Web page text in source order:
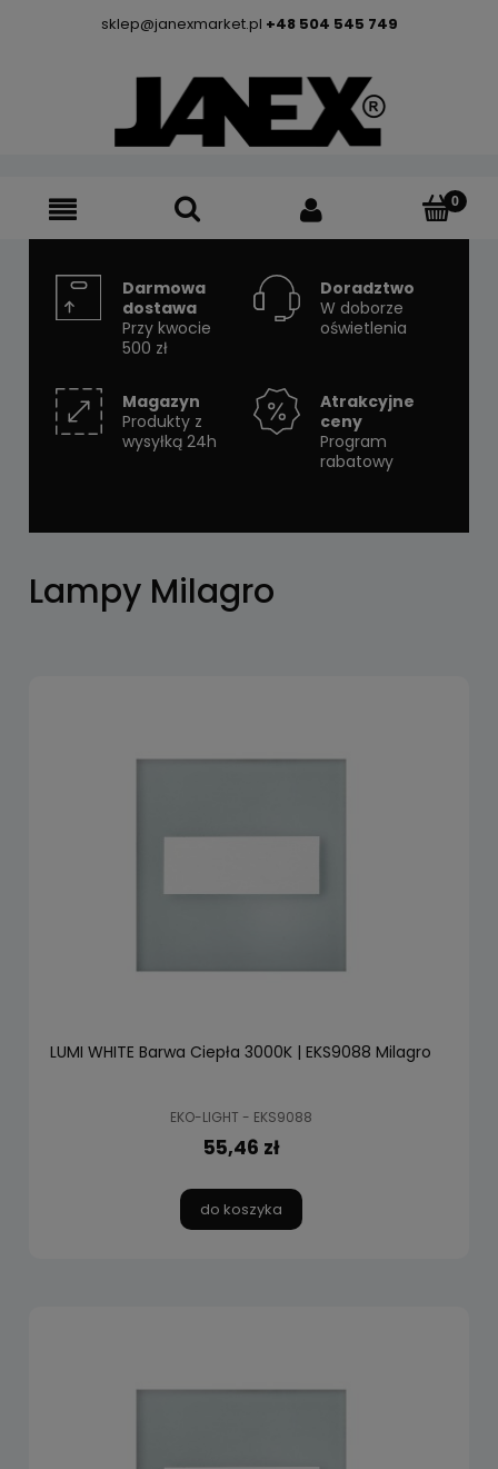
sklep@janexmarket.pl +48 504 545 749
Darmowa
dostawa
Przy kwocie
500 zł
Doradztwo
W doborze
oświetlenia
Magazyn
Produkty z
wysyłką 24h
Atrakcyjne
ceny
Program
rabatowy
Lampy Milagro
LUMI WHITE Barwa Ciepła 3000K | EKS9088 Milagro
EKO-LIGHT - EKS9088
55,46 zł
do koszyka